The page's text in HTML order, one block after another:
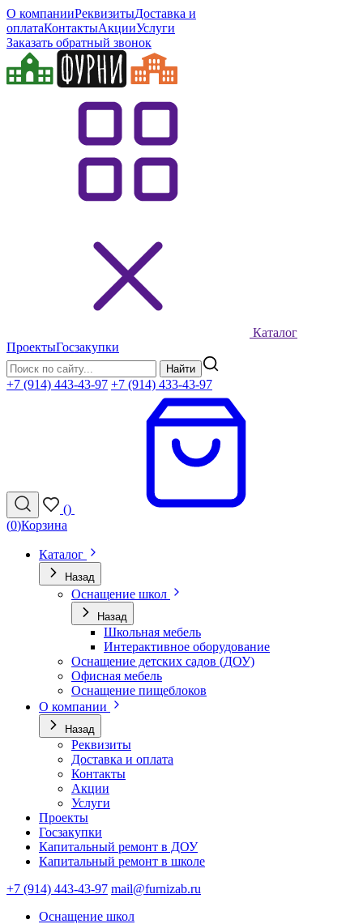
О компанииРеквизитыДоставка и
оплатаКонтактыАкцииУслуги
Заказать обратный звонок
Каталог
ПроектыГосзакупки
Найти
+7 (914) 443-43-97 +7 (914) 433-43-97
()
(0)Корзина
Каталог
Назад
Оснащение школ
Назад
Школьная мебель
Интерактивное оборудование
Оснащение детских садов (ДОУ)
Офисная мебель
Оснащение пищеблоков
О компании
Назад
Реквизиты
Доставка и оплата
Контакты
Акции
Услуги
Проекты
Госзакупки
Капитальный ремонт в ДОУ
Капитальный ремонт в школе
+7 (914) 443-43-97 mail@furnizab.ru
Оснащение школ